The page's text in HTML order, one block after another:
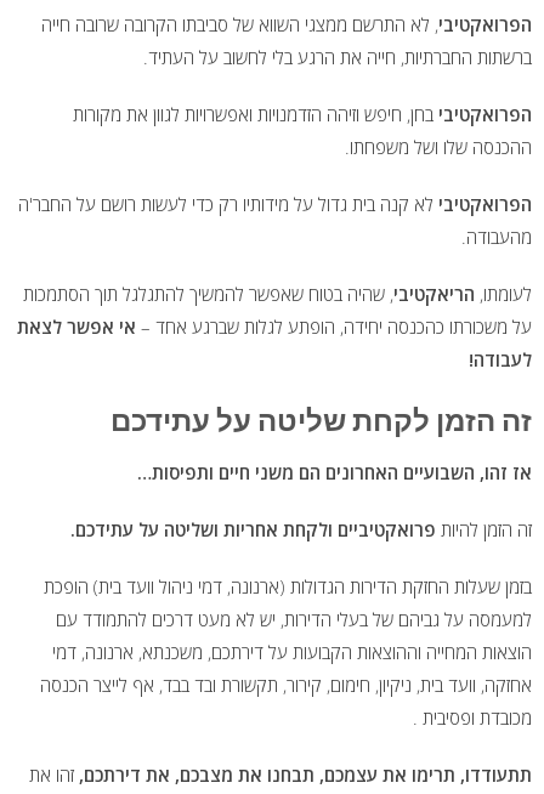
הפרואקטיבי, לא התרשם ממצגי השווא של סביבתו הקרובה שרובה חייה
ברשתות החברתיות, חייה את הרגע בלי לחשוב על העתיד.
הפרואקטיבי בחן, חיפש וזיהה הזדמנויות ואפשרויות לגוון את מקורות
ההכנסה שלו ושל משפחתו.
הפרואקטיבי לא קנה בית גדול על מידותיו רק כדי לעשות רושם על החבר'ה
מהעבודה.
לעומתו, הריאקטיבי, שהיה בטוח שאפשר להמשיך להתגלגל תוך הסתמכות
על משכורתו כהכנסה יחידה, הופתע לגלות שברגע אחד – אי אפשר לצאת
לעבודה!
זה הזמן לקחת שליטה על עתידכם
אז זהו, השבועיים האחרונים הם משני חיים ותפיסות…
זה הזמן להיות פרואקטיביים ולקחת אחריות ושליטה על עתידכם.
בזמן שעלות החזקת הדירות הגדולות (ארנונה, דמי ניהול וועד בית) הופכת
למעמסה על גביהם של בעלי הדירות, יש לא מעט דרכים להתמודד עם
הוצאות המחייה וההוצאות הקבועות על דירתכם, משכנתא, ארנונה, דמי
אחזקה, וועד בית, ניקיון, חימום, קירור, תקשורת ובד בבד, אף לייצר הכנסה
מכובדת ופסיבית .
תתעודדו, תרימו את עצמכם, תבחנו את מצבכם, את דירתכם, זהו את